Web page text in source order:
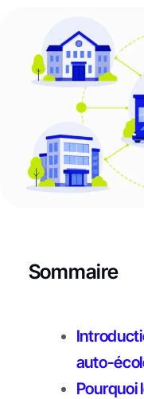
Sommaire
auto-
Pourquoi